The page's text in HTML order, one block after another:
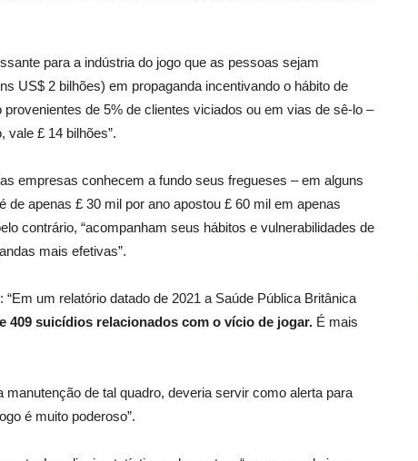
para a indústria do jogo que as pessoas sejam
US$ 2 bilhões) em propaganda incentivando o hábito de
de 5% de clientes viciados ou em vias de sê-lo –
vale £ 14 bilhões”.
empresas conhecem a fundo seus fregueses – em alguns
apenas £ 30 mil por ano apostou £ 60 mil em apenas
contrário, “acompanham seus hábitos e vulnerabilidades de
mais efetivas”.
um relatório datado de 2021 a Saúde Pública Britânica
409 suicídios relacionados com o vício de jogar. É mais
de tal quadro, deveria servir como alerta para
é muito poderoso”.